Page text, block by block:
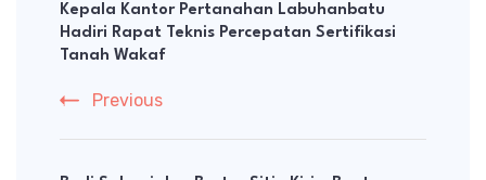
Navigation
Kepala Kantor Pertanahan Labuhanbatu
Hadiri Rapat Teknis Percepatan Sertifikasi
Tanah Wakaf
Previous